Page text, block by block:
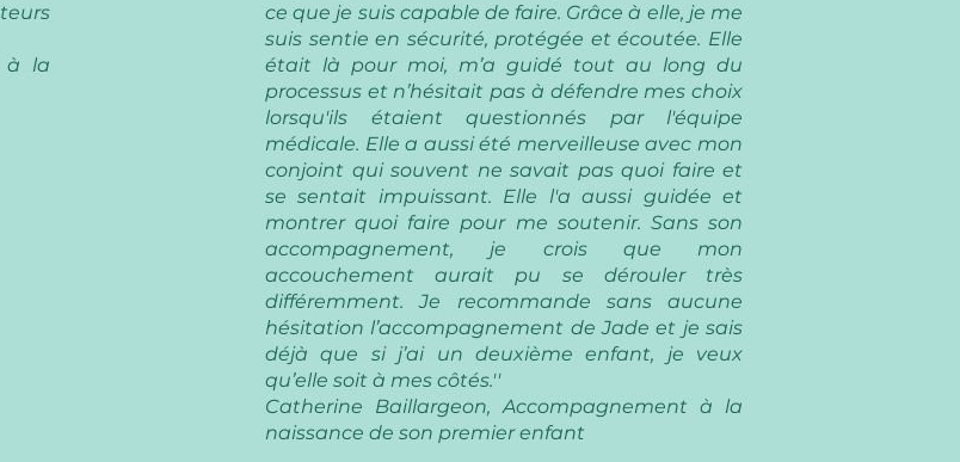
à la
ce que je suis capable de faire. Grâce à elle, je me
suis sentie en sécurité, protégée et écoutée. Elle
était là pour moi, m’a guidé tout au long du
processus et n’hésitait pas à défendre mes choix
lorsqu'ils étaient questionnés par l'équipe
médicale. Elle a aussi été merveilleuse avec mon
conjoint qui souvent ne savait pas quoi faire et
se sentait impuissant. Elle l'a aussi guidée et
montrer quoi faire pour me soutenir. Sans son
accompagnement, je crois que mon
accouchement aurait pu se dérouler très
différemment. Je recommande sans aucune
hésitation l’accompagnement de Jade et je sais
déjà que si j’ai un deuxième enfant, je veux
qu’elle soit à mes côtés.''
Catherine Baillargeon, Accompagnement à la
naissance de son premier enfant